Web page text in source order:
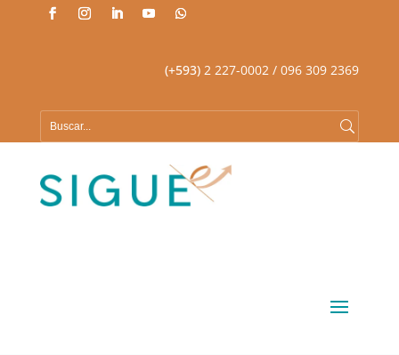
(+593)2 227-0002 / 096 309 2369